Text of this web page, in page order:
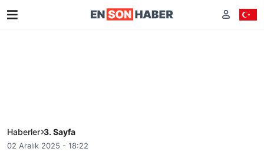
Haberler 3. Sayfa
02 Aralık 2025 - 18:22